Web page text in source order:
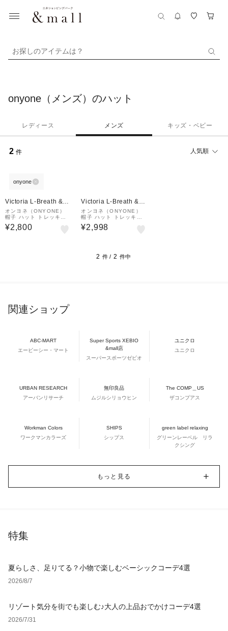
お探しのアイテムは？
onyone（メンズ）のハット
レディース メンズ キッズ・ベビー
2 件 人気順
onyone
Victoria L-Breath &m
all店
オンヨネ（ONYONE）
帽子 ハット トレッキン
グ 登山 PEACHSKIN バ
ケットハット BIA95902
¥2,800
Victoria L-Breath &m
all店
オンヨネ（ONYONE）
帽子 ハット トレッキン
グ 登山 PEACH SKIN
ハット BIA95903 239
¥2,998
2 件 / 2 件中
関連ショップ
ABC-MART
エービーシー・マート
Super Sports XEBIO
&mall店
スーパースポーツゼビオ
ユニクロ
ユニクロ
URBAN RESEARCH
アーバンリサーチ
無印良品
ムジルシリョウヒン
The COMP＿US
ザコンプアス
Workman Colors
ワークマンカラーズ
SHIPS
シップス
green label relaxing
グリーンレーベル リラ
クシング
もっと見る
特集
夏らしさ、足りてる？小物で楽しむベーシックコーデ4選
2026/8/7
リゾート気分を街でも楽しむ♪大人の上品おでかけコーデ4選
2026/7/31